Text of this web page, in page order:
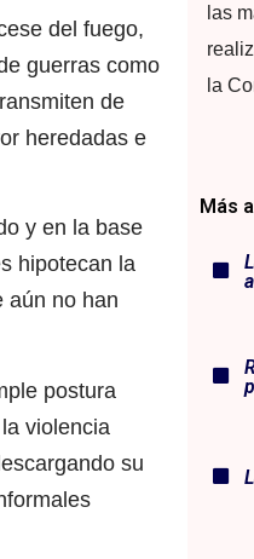
del fuego,
guerras como
de
heredadas e
y en la base
hipotecan la
aún no han
postura
violencia
su
las
la
Más